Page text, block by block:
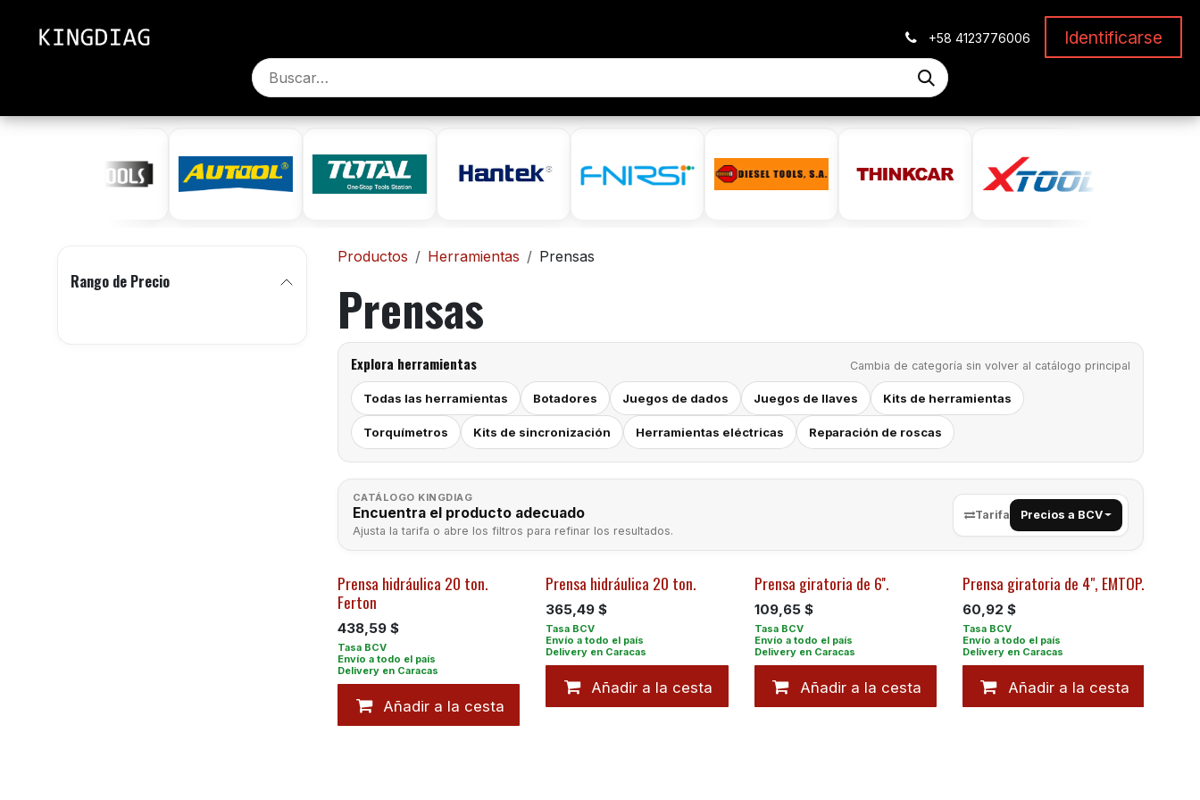
+58 4123776006 Identificarse
Rango de Precio
Productos Herramientas Prensas
Prensas
Explora herramientas Cambia de categoría sin volver al catálogo principal
Todas las herramientas Botadores Juegos de dados Juegos de llaves Kits de herramientas
Torquímetros Kits de sincronización Herramientas eléctricas Reparación de roscas
CATÁLOGO KINGDIAG
Encuentra el producto adecuado
Ajusta la tarifa o abre los filtros para refinar los resultados.
Tarifa Precios a BCV
Prensa hidráulica 20 ton.
Ferton
438,59 $
Añadir a la cesta
Prensa hidráulica 20 ton.
365,49 $
Añadir a la cesta
Prensa giratoria de 6''.
109,65$
Añadir a la cesta
Prensa giratoria de 4", EMTOP.
60,92 $
Añadir a la cesta